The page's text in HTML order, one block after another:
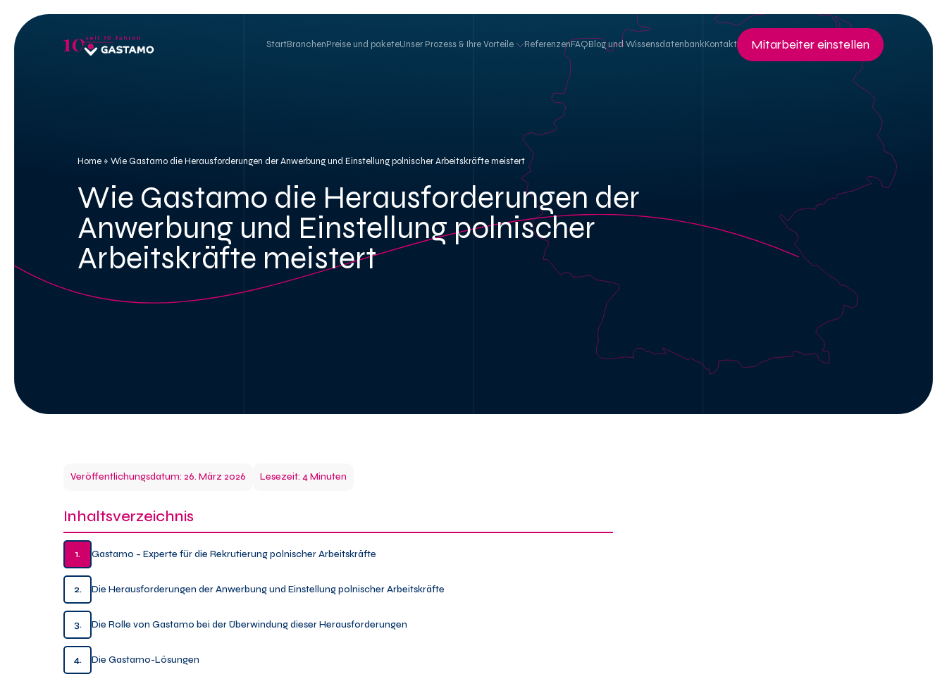
content
StartBranchenPreise und paketeUnser Prozess & Ihre Vorteile ReferenzenFAQBlog und WissensdatenbankKontakt Mitarbeiter einstellen
Home » Wie Gastamo die Herausforderungen der Anwerbung und Einstellung polnischer Arbeitskräfte meistert
Wie Gastamo die Herausforderungen der
Anwerbung und Einstellung polnischer
Arbeitskräfte meistert
Veröffentlichungsdatum: 26. März 2026 Lesezeit: 4 Minuten
Inhaltsverzeichnis
1. Gastamo – Experte für die Rekrutierung polnischer Arbeitskräfte
2. Die Herausforderungen der Anwerbung und Einstellung polnischer Arbeitskräfte
3. Die Rolle von Gastamo bei der Überwindung dieser Herausforderungen
4. Die Gastamo-Lösungen